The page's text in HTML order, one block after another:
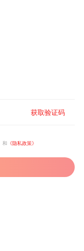
获取验证码
和 《隐私政策》